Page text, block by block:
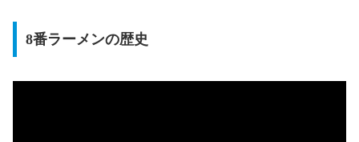
8番ラーメンの歴史